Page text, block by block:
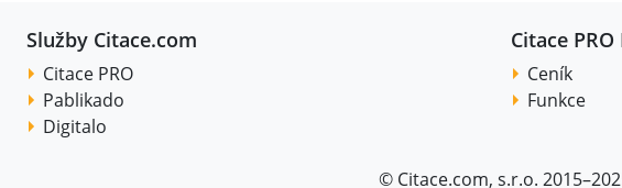
Služby Citace.com
Citace PRO
Pablikado
Digitalo
Citace PRO
Ceník
Funkce
© Citace.com, s.r.o.